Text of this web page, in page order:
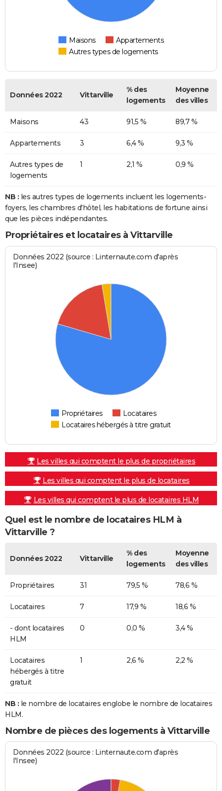
Maisons
Appartements
Autres types de logements
Données 2022 Vittarville
% des
logements
Moyenne
des villes
Maisons 43 91,5 % 89,7 %
Appartements 3 6,4 % 9,3 %
Autres types de
logements
1 2,1 % 0,9 %
NB : les autres types de logements incluent les logements-
foyers, les chambres d'hôtel, les habitations de fortune ainsi
que les pièces indépendantes.
Propriétaires et locataires à Vittarville
Données 2022 (source : Linternaute.com d'après
l'Insee)
Propriétaires
Locataires
Locataires hébergés à titre gratuit
Les villes qui comptent le plus de propriétaires
Les villes qui comptent le plus de locataires
Les villes qui comptent le plus de locataires HLM
Quel est le nombre de locataires HLM à
Vittarville ?
Données 2022 Vittarville
% des
logements
Moyenne
des villes
Propriétaires 31 79,5 % 78,6 %
Locataires 7 17,9 % 18,6 %
- dont locataires
HLM
0 0,0 % 3,4 %
Locataires
hébergés à titre
gratuit
1 2,6 % 2,2 %
NB : le nombre de locataires englobe le nombre de locataires
HLM.
Nombre de pièces des logements à Vittarville
Données 2022 (source : Linternaute.com d'après
l'Insee)